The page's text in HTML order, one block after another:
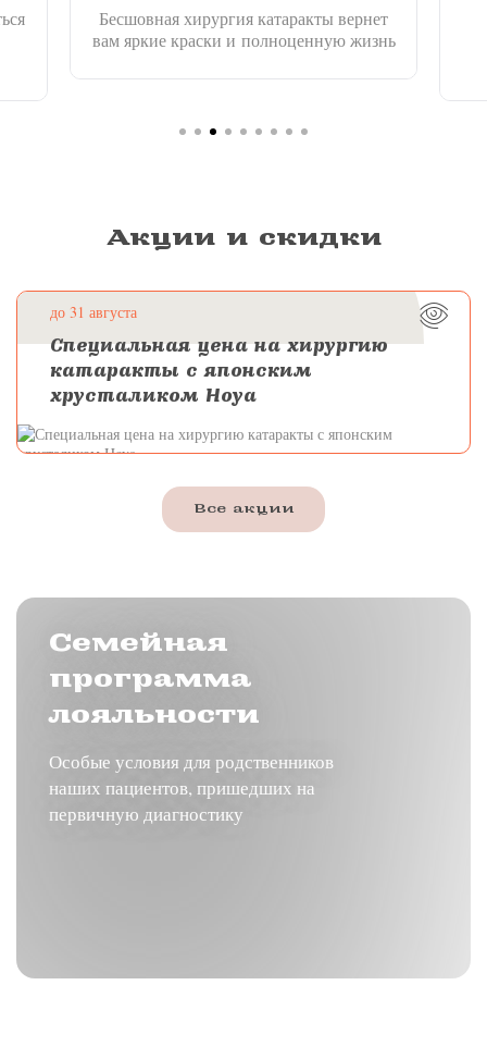
Бесшовная хирургия катаракты вернет
вам яркие краски и полноценную жизнь
Акции и скидки
до 31 августа
Специальная цена на хирургию
катаракты с японским
хрусталиком Hoya
Все акции
Семейная
программа
лояльности
Особые условия для родственников
наших пациентов, пришедших на
первичную диагностику